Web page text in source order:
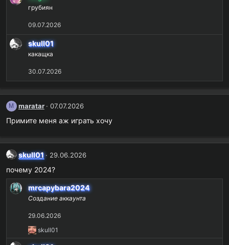
грубиян
09.07.2026
skull01
какащка
30.07.2026
M maratar 07.07.2026
Примите меня аж играть хочу
skull01 29.06.2026
почему 2024?
mrcapybara2024
Создание аккаунта
29.06.2026
Р
skull01